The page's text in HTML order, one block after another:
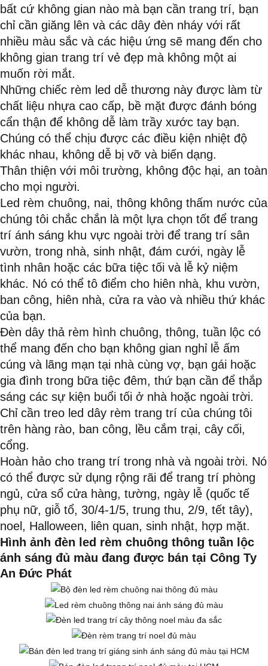
bất cứ không gian nào mà bạn cần trang trí, bạn
chỉ cần giăng lên và các dây đèn nháy với rất
nhiều màu sắc và các hiệu ứng sẽ mang đến cho
không gian trang trí vẻ đẹp mà không một ai
muốn rời mắt.
Những chiếc rèm led dễ thương này được làm từ
chất liệu nhựa cao cấp, bề mặt được đánh bóng
cẩn thận để không dễ làm trầy xước tay bạn.
Chúng có thể chịu được các điều kiện nhiệt độ
khác nhau, không dễ bị vỡ và biến dạng.
Thân thiện với môi trường, không độc hại, an toàn
cho mọi người.
Led rèm chuông, nai, thông không thấm nước của
chúng tôi chắc chắn là một lựa chọn tốt để trang
trí ánh sáng khu vực ngoài trời để trang trí sân
vườn, trong nhà, sinh nhật, đám cưới, ngày lễ
tình nhân hoặc các bữa tiệc tối và lễ kỷ niệm
khác. Nó có thể tô điểm cho hiên nhà, khu vườn,
ban công, hiên nhà, cửa ra vào và nhiều thứ khác
của bạn.
Đèn dây thả rèm hình chuông, thông, tuần lộc có
thể mang đến cho bạn không gian nghỉ lễ ấm
cúng và lãng mạn tại nhà cùng vợ, bạn gái hoặc
gia đình trong bữa tiệc đêm, thứ bạn cần để thắp
sáng các sự kiện buổi tối ở nhà hoặc ngoài trời.
Chỉ cần treo led dây rèm trang trí của chúng tôi
trên hàng rào, ban công, lều cắm trại, cây cối,
cổng.
Hoàn hảo cho trang trí trong nhà và ngoài trời. Nó
có thể được sử dụng rộng rãi để trang trí phòng
ngủ, cửa sổ cửa hàng, tường, ngày lễ (quốc tế
phụ nữ, giỗ tổ, 30/4-1/5, trung thu, 2/9, tết tây),
noel, Halloween, liên quan, sinh nhật, hợp mặt.
Hình ảnh đèn led rèm chuông thông tuần lộc
ánh sáng đủ màu đang được bán tại Công Ty
An Đức Phát